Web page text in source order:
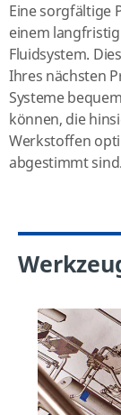
Eine sorgfältige
einem
Fluidsystem.
Ihres nächsten
Systeme
können, die
Werkstoffen
abgestimmt sind.